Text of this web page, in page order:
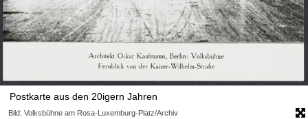
Postkarte aus den 20igern Jahren
Bild: Volksbühne am Rosa-Luxemburg-Platz/Archiv